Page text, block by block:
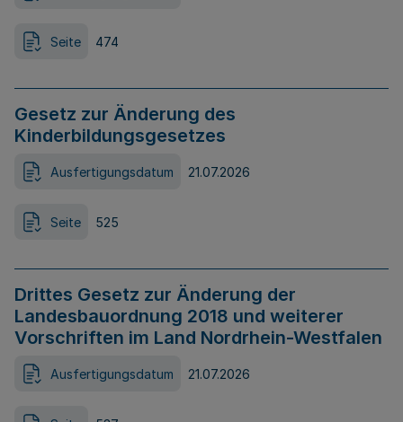
Seite 474
Gesetz zur Änderung des
Kinderbildungsgesetzes
Ausfertigungsdatum 21.07.2026
Seite 525
Drittes Gesetz zur Änderung der
Landesbauordnung 2018 und weiterer
Vorschriften im Land Nordrhein-Westfalen
Ausfertigungsdatum 21.07.2026